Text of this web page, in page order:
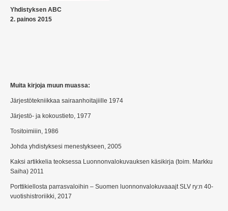
Yhdistyksen ABC
2. painos 2015
Muita kirjoja muun muassa:
Järjestötekniikkaa sairaanhoitajiille 1974
Järjestö- ja kokoustieto, 1977
Tositoimiiin, 1986
Johda yhdistyksesi menestykseen, 2005
Kaksi artikkelia teoksessa Luonnonvalokuvauksen käsikirja (toim. Markku
Saiha) 2011
Porttikiellosta parrasvaloihin – Suomen luonnonvalokuvaaajt SLV ry:n 40-
vuotishistroriikki, 2017